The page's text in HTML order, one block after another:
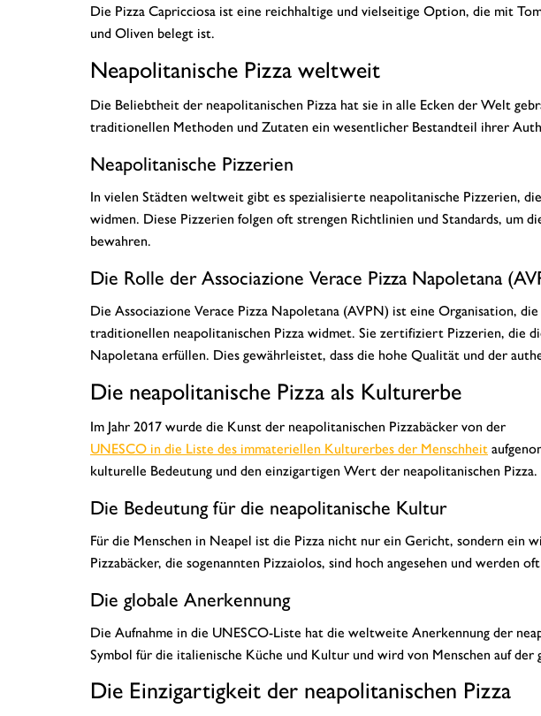
Die Pizza Capricciosa ist eine reichhaltige und vielseitige Option, die mit
und Oliven belegt ist.
Neapolitanische Pizza weltweit
Die Beliebtheit der neapolitanischen Pizza hat sie in alle Ecken der Welt
traditionellen Methoden und Zutaten ein wesentlicher Bestandteil ihrer
Neapolitanische Pizzerien
In vielen Städten weltweit gibt es spezialisierte neapolitanische Pizzerien,
widmen. Diese Pizzerien folgen oft strengen Richtlinien und Standards, um
bewahren.
Die Rolle der Associazione Verace Pizza Napoletana
Die Associazione Verace Pizza Napoletana (AVPN) ist eine Organisation,
traditionellen neapolitanischen Pizza widmet. Sie zertifiziert Pizzerien, die
Napoletana erfüllen. Dies gewährleistet, dass die hohe Qualität und der
Die neapolitanische Pizza als Kulturerbe
Im Jahr 2017 wurde die Kunst der neapolitanischen Pizzabäcker von der
UNESCO in die Liste des immateriellen Kulturerbes der Menschheit
kulturelle Bedeutung und den einzigartigen Wert der neapolitanischen Pizza.
Die Bedeutung für die neapolitanische Kultur
Für die Menschen in Neapel ist die Pizza nicht nur ein Gericht, sondern
Pizzabäcker, die sogenannten Pizzaiolos, sind hoch angesehen und werden
Die globale Anerkennung
Die Aufnahme in die UNESCO-Liste hat die weltweite Anerkennung der
Symbol für die italienische Küche und Kultur und wird von Menschen auf der
Die Einzigartigkeit der neapolitanischen Pizza